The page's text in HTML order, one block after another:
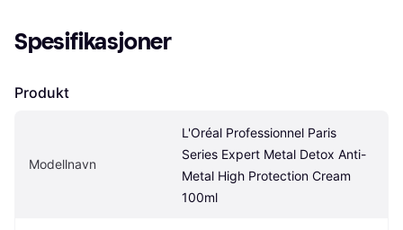
Spesifikasjoner
Produkt
Modellnavn
L'Oréal Professionnel Paris
Series Expert Metal Detox Anti-
Metal High Protection Cream
100ml